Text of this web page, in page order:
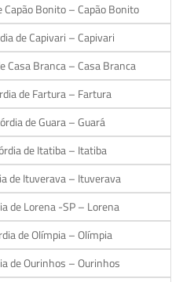
Bonito – Capão Bonito
de Capivari – Capivari
Casa Branca – Casa Branca
de Fartura – Fartura
de Guara – Guará
de Itatiba – Itatiba
de Ituverava – Ituverava
de Lorena -SP – Lorena
de Olímpia – Olímpia
de Ourinhos – Ourinhos